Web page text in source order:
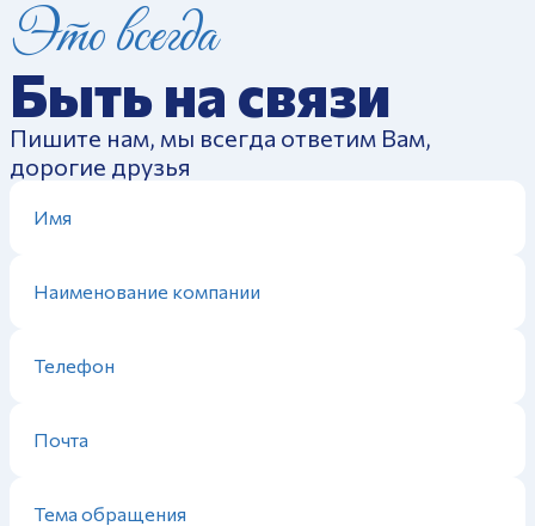
Это всегда
Быть на связи
Пишите нам, мы всегда ответим Вам,
дорогие друзья